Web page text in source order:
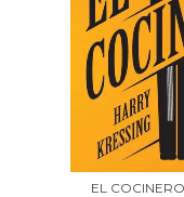
EL